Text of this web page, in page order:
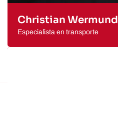
Christian Wermund
Especialista en transporte